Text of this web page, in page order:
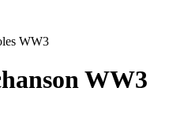
WW3
WW3